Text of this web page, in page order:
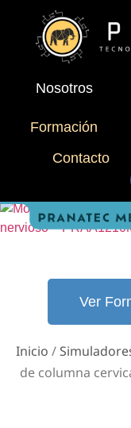
Nosotros
Formación
Contacto
Ver
Inicio /
de columna